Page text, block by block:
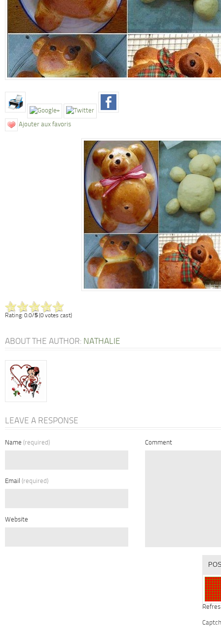
Ajouter aux favoris
Rating: 0.0/5(0 votes cast)
ABOUT THE AUTHOR: NATHALIE
LEAVE A RESPONSE
Name (required)
Email (required)
Website
Comment